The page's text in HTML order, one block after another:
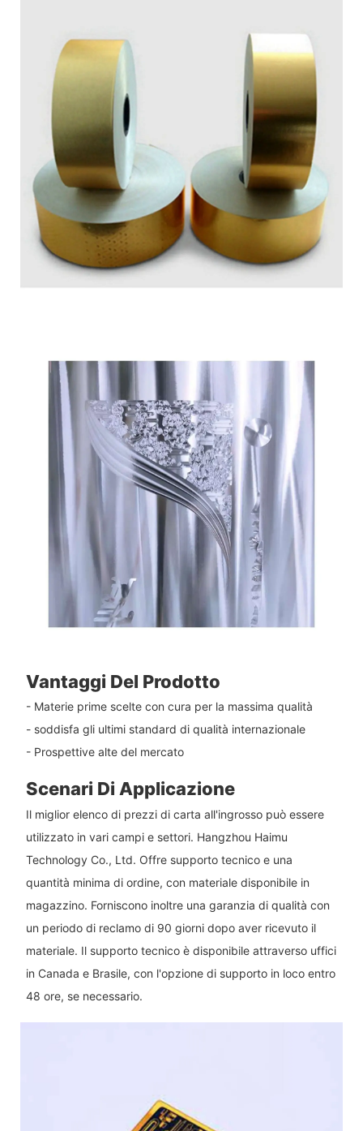
Vantaggi Del Prodotto
- Materie prime scelte con cura per la massima qualità
- soddisfa gli ultimi standard di qualità internazionale
- Prospettive alte del mercato
Scenari Di Applicazione
Il miglior elenco di prezzi di carta all'ingrosso può essere
utilizzato in vari campi e settori. Hangzhou Haimu
Technology Co., Ltd. Offre supporto tecnico e una
quantità minima di ordine, con materiale disponibile in
magazzino. Forniscono inoltre una garanzia di qualità con
un periodo di reclamo di 90 giorni dopo aver ricevuto il
materiale. Il supporto tecnico è disponibile attraverso uffici
in Canada e Brasile, con l'opzione di supporto in loco entro
48 ore, se necessario.